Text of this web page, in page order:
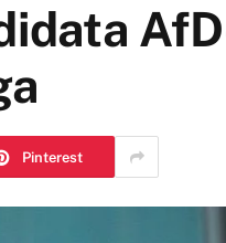
Pinterest